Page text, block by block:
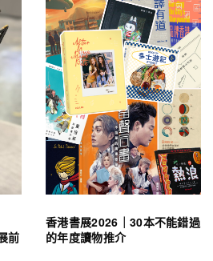
前
香港書展2026｜30本不能錯過
的年度讀物推介